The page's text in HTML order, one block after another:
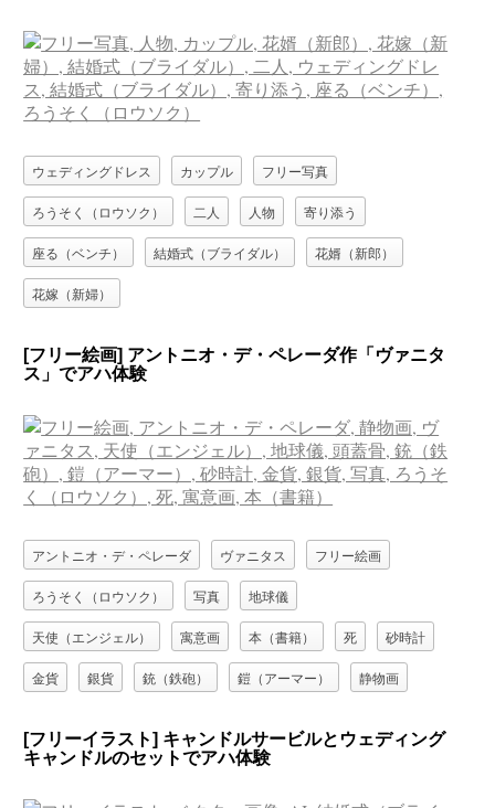
ウェディングドレス カップル フリー写真
ろうそく（ロウソク） 二人 人物 寄り添う
座る（ベンチ） 結婚式（ブライダル） 花婿（新郎）
花嫁（新婦）
[フリー絵画] アントニオ・デ・ペレーダ作「ヴァニタ
ス」でアハ体験
アントニオ・デ・ペレーダ ヴァニタス フリー絵画
ろうそく（ロウソク） 写真 地球儀
天使（エンジェル） 寓意画 本（書籍） 死 砂時計
金貨 銀貨 銃（鉄砲） 鎧（アーマー） 静物画
[フリーイラスト] キャンドルサービルとウェディング
キャンドルのセットでアハ体験